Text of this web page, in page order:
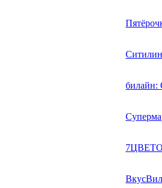
билайн: